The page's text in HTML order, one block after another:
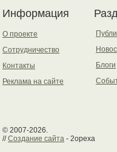
Информация
О проекте
Сотрудничество
Контакты
Реклама на сайте
Блоги
© 2007-2026.
//Создание сайта - 2opexa